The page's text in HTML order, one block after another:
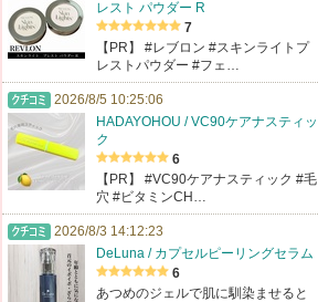
レスト パウダー R
7
【PR】 #レブロン #スキンライトプ
レストパウダー #フェ…
2026/8/5 10:25:06
HADAYOHOU / VC90ケアナスティッ
ク
6
【PR】 #VC90ケアナスティック #毛
穴 #ビタミンCH…
2026/8/3 14:12:23
DeLuna / カプセルピーリングセラム
6
あつめのジェルで肌に馴染ませると